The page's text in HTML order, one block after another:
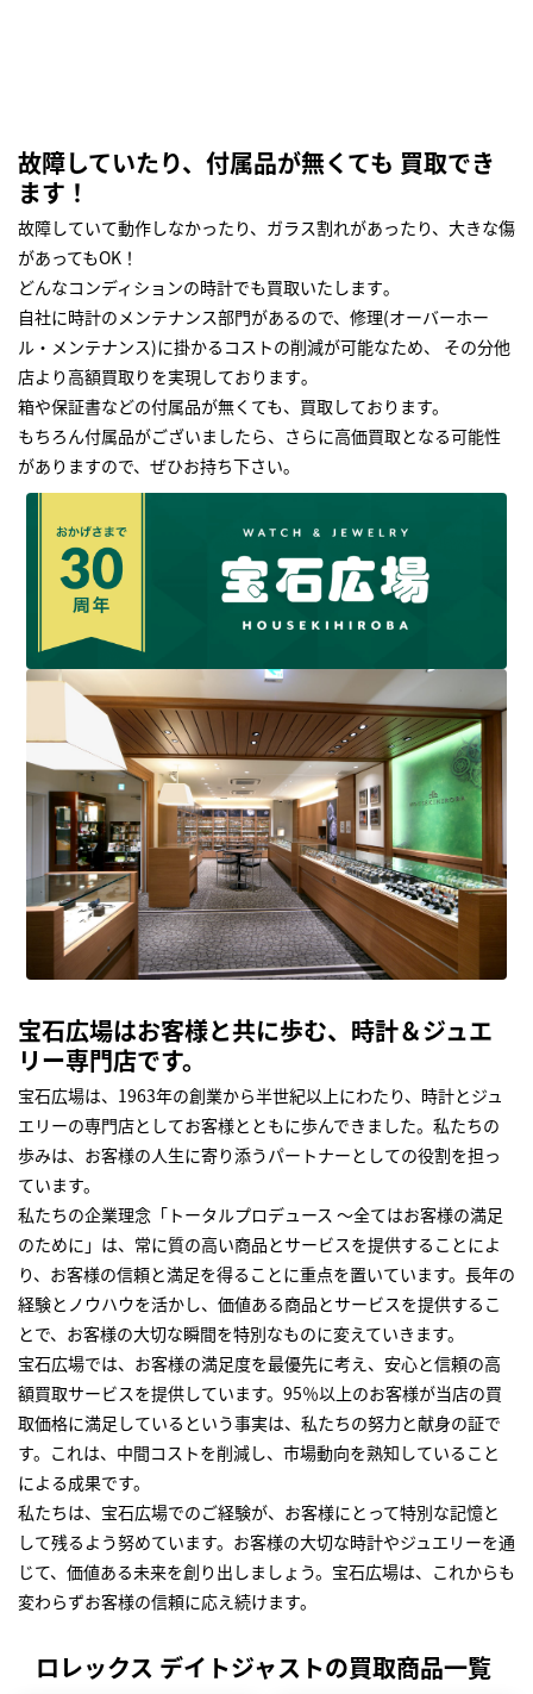
故障していたり、付属品が無くても 買取でき
ます！
故障していて動作しなかったり、ガラス割れがあったり、大きな傷
があってもOK！
どんなコンディションの時計でも買取いたします｡
自社に時計のメンテナンス部門があるので、修理(オーバーホー
ル・メンテナンス)に掛かるコストの削減が可能なため、 その分他
店より高額買取りを実現しております｡
箱や保証書などの付属品が無くても、買取しております。
もちろん付属品がございましたら、さらに高価買取となる可能性
がありますので、ぜひお持ち下さい｡
宝石広場はお客様と共に歩む、時計＆ジュエ
リー専門店です。
宝石広場は、1963年の創業から半世紀以上にわたり、時計とジュ
エリーの専門店としてお客様とともに歩んできました。私たちの
歩みは、お客様の人生に寄り添うパートナーとしての役割を担っ
ています。
私たちの企業理念「トータルプロデュース ～全てはお客様の満足
のために」は、常に質の高い商品とサービスを提供することによ
り、お客様の信頼と満足を得ることに重点を置いています。長年の
経験とノウハウを活かし、価値ある商品とサービスを提供するこ
とで、お客様の大切な瞬間を特別なものに変えていきます。
宝石広場では、お客様の満足度を最優先に考え、安心と信頼の高
額買取サービスを提供しています。95％以上のお客様が当店の買
取価格に満足しているという事実は、私たちの努力と献身の証で
す。これは、中間コストを削減し、市場動向を熟知していること
による成果です。
私たちは、宝石広場でのご経験が、お客様にとって特別な記憶と
して残るよう努めています。お客様の大切な時計やジュエリーを通
じて、価値ある未来を創り出しましょう。宝石広場は、これからも
変わらずお客様の信頼に応え続けます。
ロレックス デイトジャストの買取商品一覧